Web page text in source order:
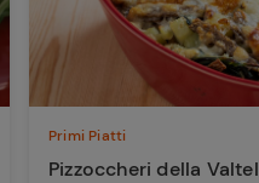
Primi Piatti
Pizzoccheri della